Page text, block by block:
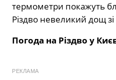
термометри покажуть
Різдво невеликий дощ зі
Погода на Різдво у
РЕКЛАМА